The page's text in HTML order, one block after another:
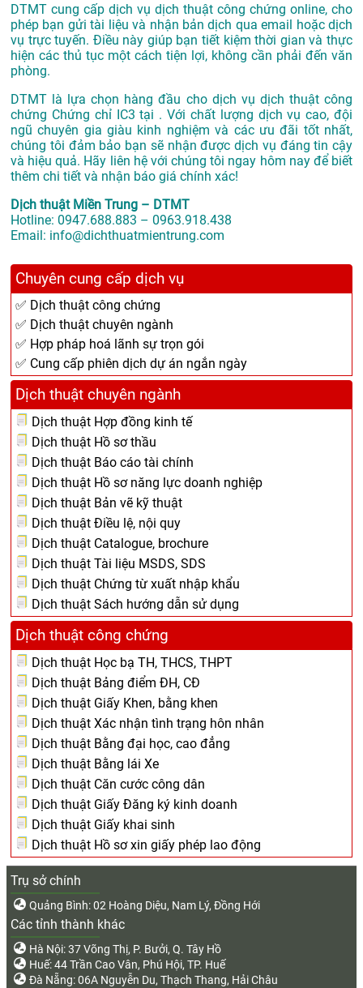
DTMT cung cấp dịch vụ dịch thuật công chứng online, cho
phép bạn gửi tài liệu và nhận bản dịch qua email hoặc dịch
vụ trực tuyến. Điều này giúp bạn tiết kiệm thời gian và thực
hiện các thủ tục một cách tiện lợi, không cần phải đến văn
phòng.
DTMT là lựa chọn hàng đầu cho dịch vụ dịch thuật công
chứng Chứng chỉ IC3 tại . Với chất lượng dịch vụ cao, đội
ngũ chuyên gia giàu kinh nghiệm và các ưu đãi tốt nhất,
chúng tôi đảm bảo bạn sẽ nhận được dịch vụ đáng tin cậy
và hiệu quả. Hãy liên hệ với chúng tôi ngay hôm nay để biết
thêm chi tiết và nhận báo giá chính xác!
Dịch thuật Miền Trung – DTMT
Hotline: 0947.688.883 – 0963.918.438
Email: info@dichthuatmientrung.com
Chuyên cung cấp dịch vụ
✅ Dịch thuật công chứng
✅ Dịch thuật chuyên ngành
✅ Hợp pháp hoá lãnh sự trọn gói
✅ Cung cấp phiên dịch dự án ngắn ngày
Dịch thuật chuyên ngành
Dịch thuật Hợp đồng kinh tế
Dịch thuật Hồ sơ thầu
Dịch thuật Báo cáo tài chính
Dịch thuật Hồ sơ năng lực doanh nghiệp
Dịch thuật Bản vẽ kỹ thuật
Dịch thuật Điều lệ, nội quy
Dịch thuật Catalogue, brochure
Dịch thuật Tài liệu MSDS, SDS
Dịch thuật Chứng từ xuất nhập khẩu
Dịch thuật Sách hướng dẫn sử dụng
Dịch thuật công chứng
Dịch thuật Học bạ TH, THCS, THPT
Dịch thuật Bảng điểm ĐH, CĐ
Dịch thuật Giấy Khen, bằng khen
Dịch thuật Xác nhận tình trạng hôn nhân
Dịch thuật Bằng đại học, cao đẳng
Dịch thuật Bằng lái Xe
Dịch thuật Căn cước công dân
Dịch thuật Giấy Đăng ký kinh doanh
Dịch thuật Giấy khai sinh
Dịch thuật Hồ sơ xin giấy phép lao động
Trụ sở chính
Quảng Bình: 02 Hoàng Diệu, Nam Lý, Đồng Hới
Các tỉnh thành khác
Hà Nội: 37 Võng Thị, P. Bưởi, Q. Tây Hồ
Huế: 44 Trần Cao Vân, Phú Hội, TP. Huế
Đà Nẵng: 06A Nguyễn Du, Thạch Thang, Hải Châu